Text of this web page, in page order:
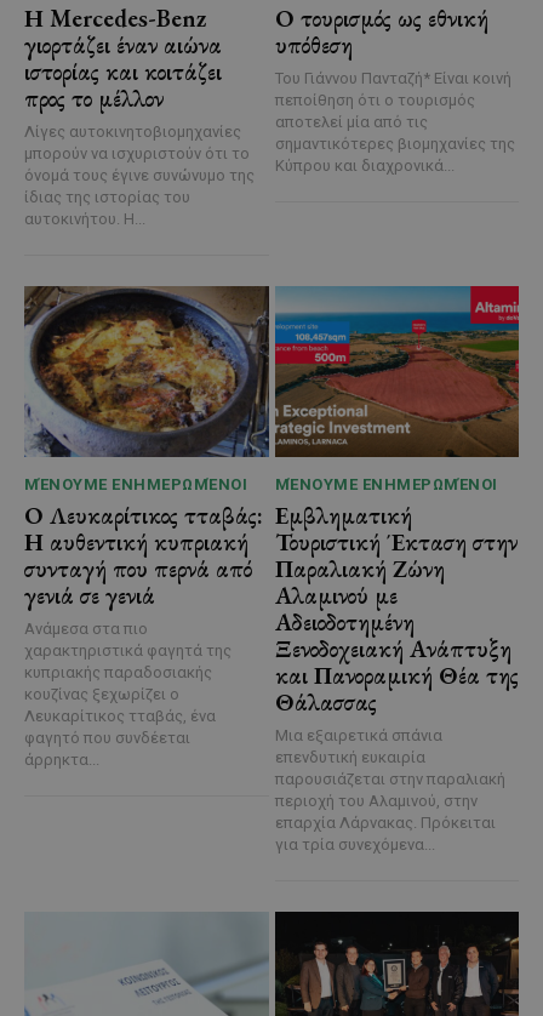
Η Mercedes-Benz
γιορτάζει έναν αιώνα
ιστορίας και κοιτάζει
προς το μέλλον
Λίγες αυτοκινητοβιομηχανίες
μπορούν να ισχυριστούν ότι το
όνομά τους έγινε συνώνυμο της
ίδιας της ιστορίας του
αυτοκινήτου. Η...
Ο τουρισμός ως εθνική
υπόθεση
Του Γιάννου Πανταζή* Είναι κοινή
πεποίθηση ότι ο τουρισμός
αποτελεί μία από τις
σημαντικότερες βιομηχανίες της
Κύπρου και διαχρονικά...
ΜΈΝΟΥΜΕ ΕΝΗΜΕΡΩΜΈΝΟΙ
Ο Λευκαρίτικος τταβάς:
Η αυθεντική κυπριακή
συνταγή που περνά από
γενιά σε γενιά
Ανάμεσα στα πιο
χαρακτηριστικά φαγητά της
κυπριακής παραδοσιακής
κουζίνας ξεχωρίζει ο
Λευκαρίτικος τταβάς, ένα
φαγητό που συνδέεται
άρρηκτα...
ΜΈΝΟΥΜΕ ΕΝΗΜΕΡΩΜΈΝΟΙ
Εμβληματική
Τουριστική Έκταση στην
Παραλιακή Ζώνη
Αλαμινού με
Αδειοδοτημένη
Ξενοδοχειακή Ανάπτυξη
και Πανοραμική Θέα της
Θάλασσας
Μια εξαιρετικά σπάνια
επενδυτική ευκαιρία
παρουσιάζεται στην παραλιακή
περιοχή του Αλαμινού, στην
επαρχία Λάρνακας. Πρόκειται
για τρία συνεχόμενα...